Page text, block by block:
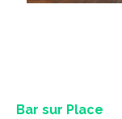
Bar sur Place